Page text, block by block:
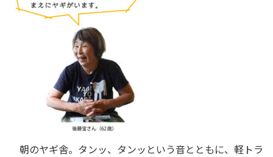
朝のヤギ舎。タンッ、タンッという音とともに、軽トラ